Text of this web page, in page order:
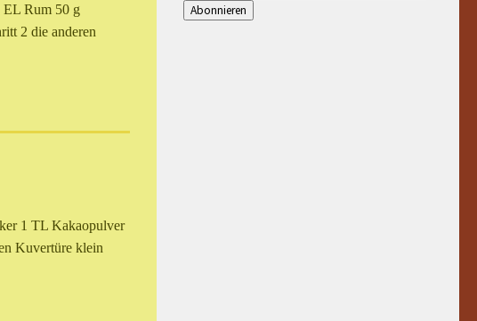
EL Rum 50 g
2 die anderen
1 TL Kakaopulver
Kuvertüre klein
Mail-